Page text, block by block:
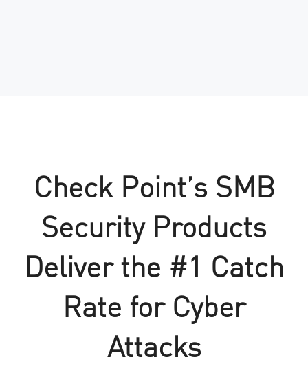
Check Point’s SMB
Security Products
Deliver the #1 Catch
Rate for Cyber
Attacks